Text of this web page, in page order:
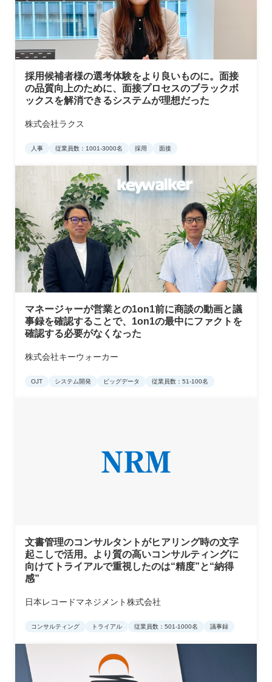
採用候補者様の選考体験をより良いものに。面接
の品質向上のために、面接プロセスのブラックボ
ックスを解消できるシステムが理想だった
株式会社ラクス
人事 従業員数：1001-3000名 採用 面接
マネージャーが営業との1on1前に商談の動画と議
事録を確認することで、1on1の最中にファクトを
確認する必要がなくなった
株式会社キーウォーカー
OJT システム開発 ビッグデータ 従業員数：51-100名
文書管理のコンサルタントがヒアリング時の文字
起こしで活用。より質の高いコンサルティングに
向けてトライアルで重視したのは“精度”と“納得
感”
日本レコードマネジメント株式会社
コンサルティング トライアル 従業員数：501-1000名 議事録